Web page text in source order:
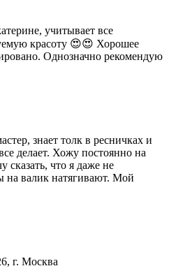
учитывает все
красоту 😍😍 Хорошее
Однозначно рекомендую
знает толк в ресничках и
делает. Хожу постоянно на
сказать, что я даже не
на валик натягивают. Мой
г. Москва